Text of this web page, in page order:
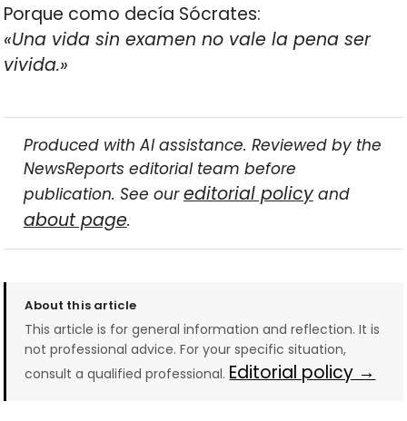
Porque como decía Sócrates:
«Una vida sin examen no vale la pena ser
vivida.»
Produced with AI assistance. Reviewed by the
NewsReports editorial team before
publication. See oureditorial policyand
about page.
About this article
This article is for general information and reflection. It is
not professional advice. For your specific situation,
consult a qualified professional. Editorial policy →